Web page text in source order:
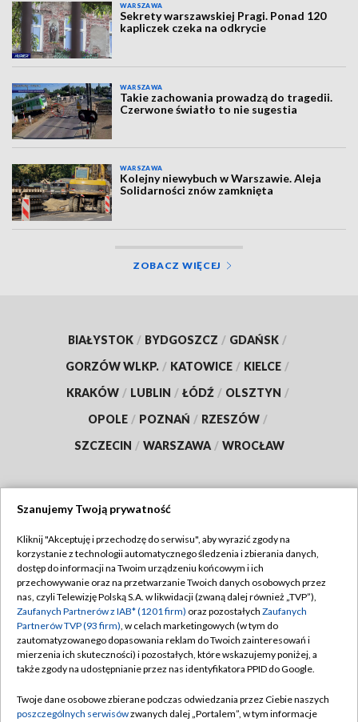
WARSZAWA
Sekrety warszawskiej Pragi. Ponad 120
kapliczek czeka na odkrycie
WARSZAWA
Takie zachowania prowadzą do tragedii.
Czerwone światło to nie sugestia
WARSZAWA
Kolejny niewybuch w Warszawie. Aleja
Solidarności znów zamknięta
ZOBACZ WIĘCEJ
BIAŁYSTOK / BYDGOSZCZ / GDAŃSK /
GORZÓW WLKP. / KATOWICE / KIELCE /
KRAKÓW / LUBLIN / ŁÓDŹ / OLSZTYN /
OPOLE / POZNAŃ / RZESZÓW /
SZCZECIN / WARSZAWA / WROCŁAW
TVP
Abonament TVP
Emisja w TVP
Centrum informacji TVP
Naziemna Telewizja Cyfrowa
Rada Programowa
Regulamin TVP
Polityka prywatności
Moje zgody
Pomoc
Kontakt
Szanujemy Twoją prywatność
Kliknij "Akceptuję i przechodzę do serwisu", aby wyrazić zgody na
korzystanie z technologii automatycznego śledzenia i zbierania danych,
dostęp do informacji na Twoim urządzeniu końcowym i ich
przechowywanie oraz na przetwarzanie Twoich danych osobowych przez
nas, czyli Telewizję Polską S.A. w likwidacji (zwaną dalej również „TVP”),
Zaufanych Partnerów z IAB* (1201 firm) oraz pozostałych Zaufanych
Partnerów TVP (93 firm), w celach marketingowych (w tym do
zautomatyzowanego dopasowania reklam do Twoich zainteresowań i
mierzenia ich skuteczności) i pozostałych, które wskazujemy poniżej, a
także zgody na udostępnianie przez nas identyfikatora PPID do Google.
Twoje dane osobowe zbierane podczas odwiedzania przez Ciebie naszych
poszczególnych serwisówzwanych dalej „Portalem”, w tym informacje